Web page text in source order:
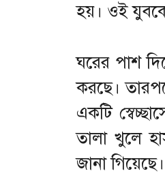
হয়। ওই
ঘরের পাশ
করছে।
একটি
তালা খুলে
জানা গিয়েছে।